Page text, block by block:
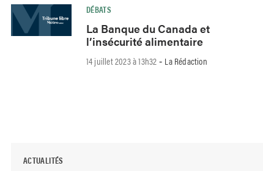
DÉBATS
La Banque du Canada et
l’insécurité alimentaire
14 juillet 2023 à 13h32 - La Rédaction
ACTUALITÉS